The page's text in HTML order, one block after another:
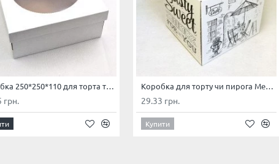
Коробка 250*250*110 для торта та чізкейка з вікном Гофрокартон
грн.
Коробка для торту чи пирога Метелик 250*250*200 з принтом
29.33 грн.
Купити